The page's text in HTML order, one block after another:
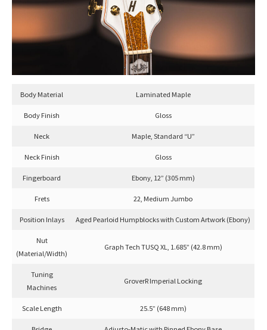
Body Material Laminated Maple
Body Finish Gloss
Neck Maple, Standard “U”
Neck Finish Gloss
Fingerboard Ebony, 12” (305 mm)
Frets 22, Medium Jumbo
Position Inlays Aged Pearloid Humpblocks with Custom Artwork (Ebony)
Nut
(Material/Width)
Graph Tech TUSQ XL, 1.685” (42.8 mm)
Tuning
Machines
GroverR Imperial Locking
Scale Length 25.5” (648 mm)